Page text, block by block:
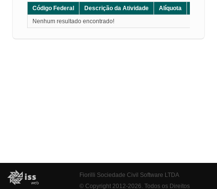
Código Federal Descrição da Atividade Alíquota
Nenhum resultado encontrado!
Fiorilli Sociedade Civil Software LTDA
© Copyright 2012-2026. Todos os Direitos